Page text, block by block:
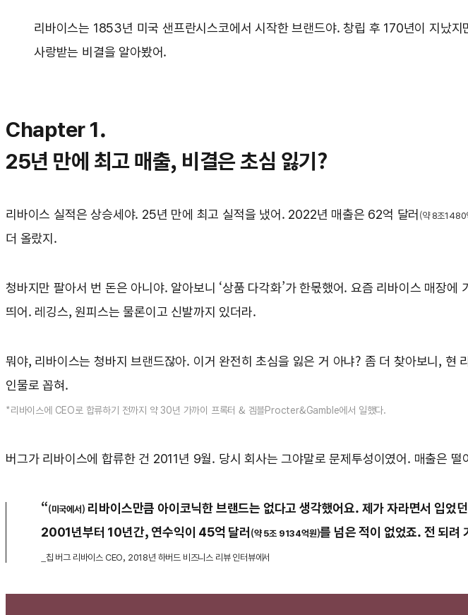
리바이스는 1853년 미국 샌프란시스코에서 시작한 브랜드야. 창립 후 170년이 지났
사랑받는 비결을 알아봤어.
Chapter 1.
25년 만에 최고 매출, 비결은 초심 잃기?
리바이스 실적은 상승세야. 25년 만에 최고 실적을 냈어. 2022년 매출은 62억 달러 (약 8조1480
더 올랐지.
청바지만 팔아서 번 돈은 아니야. 알아보니 ‘상품 다각화’가 한몫했어. 요즘 리바이스 매장
띄어. 레깅스, 원피스는 물론이고 신발까지 있더라.
뭐야, 리바이스는 청바지 브랜드잖아. 이거 완전히 초심을 잃은 거 아냐? 좀 더 찾아보니, 현
인물로 꼽혀.
*리바이스에 CEO로 합류하기 전까지 약 30년 가까이 프록터 & 겜블Procter&Gamble에서 일했다.
버그가 리바이스에 합류한 건 2011년 9월. 당시 회사는 그야말로 문제투성이였어. 매출은
“(미국에서) 리바이스만큼 아이코닉한 브랜드는 없다고 생각했어요. 제가 자라면서 입었
2001년부터 10년간, 연수익이 45억 달러 (약 5조 9134억원)를 넘은 적이 없었죠. 전 되려
_칩 버그 리바이스 CEO, 2018년 하버드 비즈니스 리뷰 인터뷰에서